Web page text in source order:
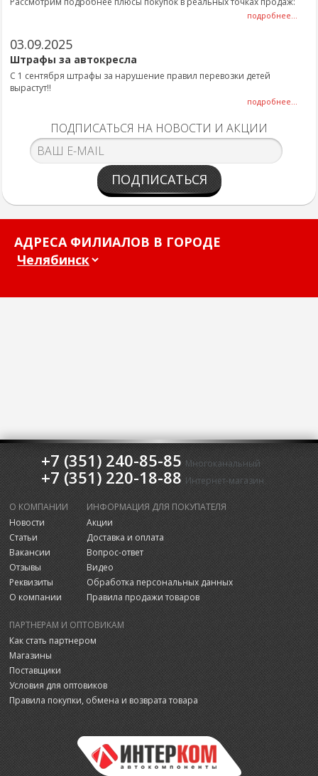
подробнее...
03.09.2025
Штрафы за автокресла
С 1 сентября штрафы за нарушение правил перевозки детей
вырастут!!
подробнее...
ПОДПИСАТЬСЯ НА НОВОСТИ И АКЦИИ
ПОДПИСАТЬСЯ
АДРЕСА ФИЛИАЛОВ В ГОРОДЕ
+7 (351) 240-85-85 Многоканальный
+7 (351) 220-18-88 Интернет-магазин
О КОМПАНИИ
Новости
Статьи
Вакансии
Отзывы
Реквизиты
О компании
ИНФОРМАЦИЯ ДЛЯ ПОКУПАТЕЛЯ
Акции
Доставка и оплата
Вопрос-ответ
Видео
Обработка персональных данных
Правила продажи товаров
ПАРТНЕРАМ И ОПТОВИКАМ
Как стать партнером
Магазины
Поставщики
Условия для оптовиков
Правила покупки, обмена и возврата товара